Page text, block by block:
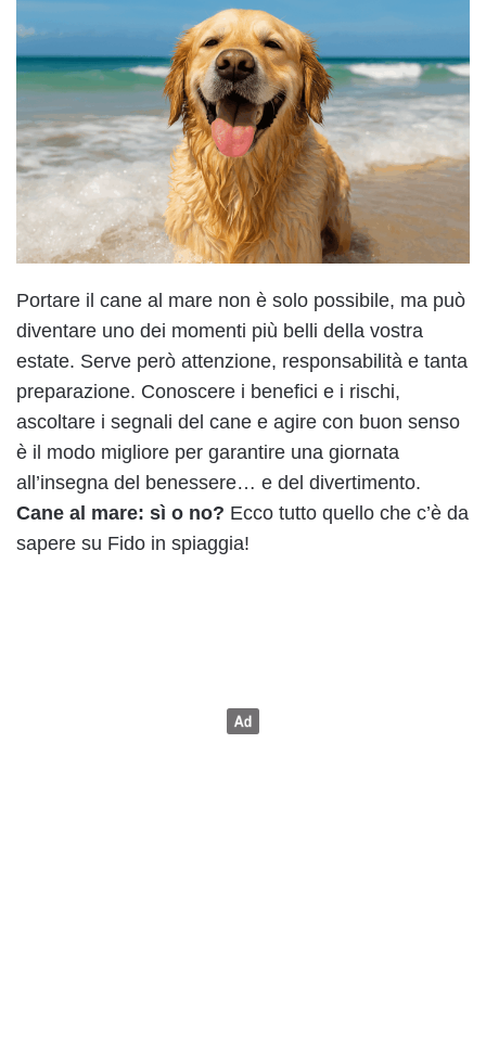
Portare il cane al mare non è solo possibile, ma può
diventare uno dei momenti più belli della vostra
estate. Serve però attenzione, responsabilità e tanta
preparazione. Conoscere i benefici e i rischi,
ascoltare i segnali del cane e agire con buon senso
è il modo migliore per garantire una giornata
all’insegna del benessere… e del divertimento.
Cane al mare: sì o no? Ecco tutto quello che c’è da
sapere su Fido in spiaggia!